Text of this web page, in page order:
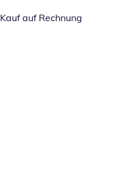
Kauf auf Rechnung